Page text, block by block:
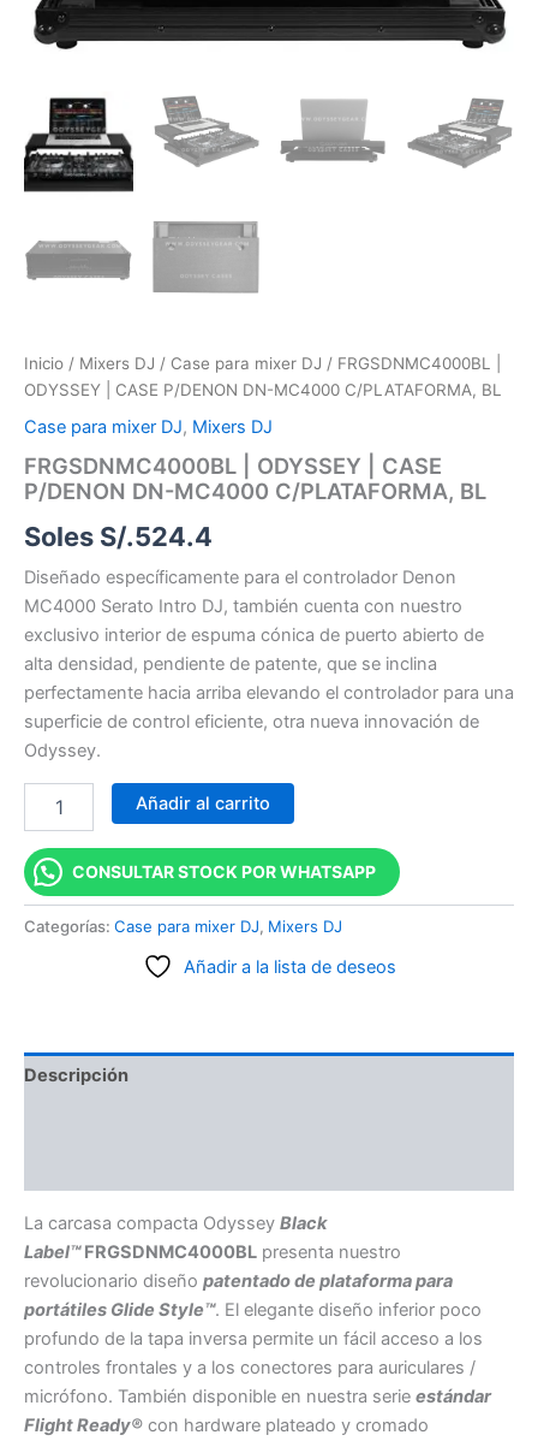
Inicio / Mixers DJ / Case para mixer DJ / FRGSDNMC4000BL |
ODYSSEY | CASE P/DENON DN-MC4000 C/PLATAFORMA, BL
Case para mixer DJ, Mixers DJ
FRGSDNMC4000BL | ODYSSEY | CASE
P/DENON DN-MC4000 C/PLATAFORMA, BL
Soles S/.524.4
Diseñado específicamente para el controlador Denon
MC4000 Serato Intro DJ, también cuenta con nuestro
exclusivo interior de espuma cónica de puerto abierto de
alta densidad, pendiente de patente, que se inclina
perfectamente hacia arriba elevando el controlador para una
superficie de control eficiente, otra nueva innovación de
Odyssey.
Añadir al carrito
CONSULTAR STOCK POR WHATSAPP
Categorías: Case para mixer DJ, Mixers DJ
Añadir a la lista de deseos
Descripción
La carcasa compacta Odyssey Black
Label™FRGSDNMC4000BL presenta nuestro
revolucionario diseño patentado de plataforma para
portátiles Glide Style™. El elegante diseño inferior poco
profundo de la tapa inversa permite un fácil acceso a los
controles frontales y a los conectores para auriculares /
micrófono. También disponible en nuestra serie estándar
Flight Ready® con hardware plateado y cromado